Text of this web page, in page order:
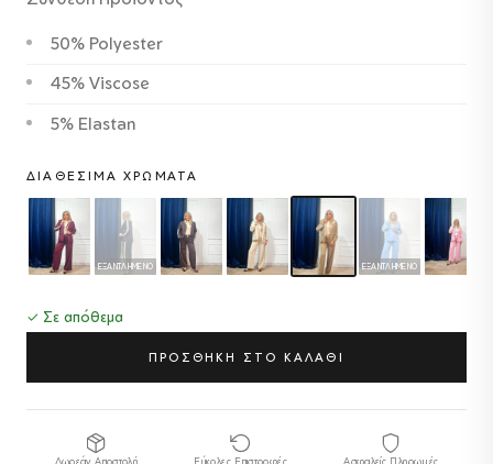
50% Polyester
45% Viscose
5% Elastan
ΔΙΑΘΈΣΙΜΑ ΧΡΏΜΑΤΑ
ΕΞΑΝΤΛΗΜΈΝΟ ΕΞΑΝΤΛΗΜΈΝΟ
✓ Σε απόθεμα
ΠΡΟΣΘΗΚΗ ΣΤΟ ΚΑΛΑΘΙ
Δωρεάν Αποστολή Εύκολες Επιστροφές Ασφαλείς Πληρωμές